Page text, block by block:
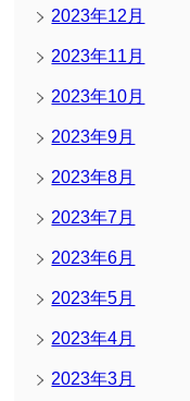
2023年12月
2023年11月
2023年10月
2023年9月
2023年8月
2023年7月
2023年6月
2023年5月
2023年4月
2023年3月